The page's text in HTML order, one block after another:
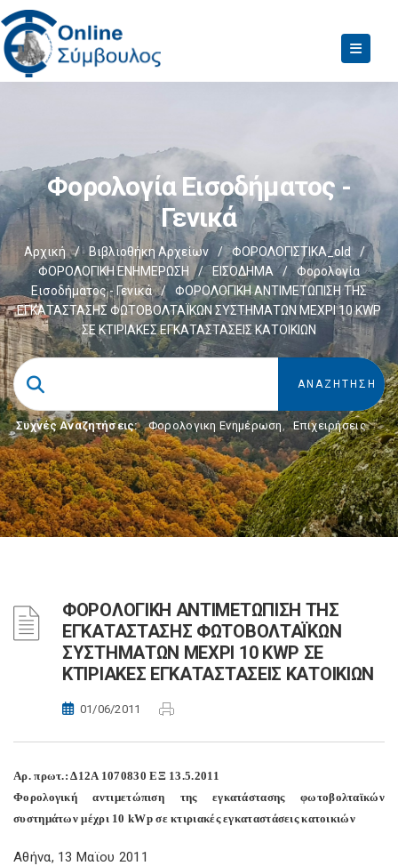
Φορολογία Εισοδήματος -
Γενικά
Αρχική / Βιβλιοθήκη Αρχείων / ΦΟΡΟΛΟΓΙΣΤΙΚΑ_old
/
ΦΟΡΟΛΟΓΙΚΗ ΕΝΗΜΕΡΩΣΗ
/ ΕΙΣΟΔΗΜΑ /
Φορολογία
Εισοδήματος - Γενικά
/
ΦΟΡΟΛΟΓΙΚΗ ΑΝΤΙΜΕΤΩΠΙΣΗ ΤΗΣ
ΕΓΚΑΤΑΣΤΑΣΗΣ ΦΩΤΟΒΟΛΤΑΪΚΩΝ ΣΥΣΤΗΜΑΤΩΝ ΜΕΧΡΙ 10 KWP
ΣΕ ΚΤΙΡΙΑΚΕΣ ΕΓΚΑΤΑΣΤΑΣΕΙΣ ΚΑΤΟΙΚΙΩΝ
Συχνές Αναζητήσεις: Φορολογικη Ενημέρωση, Επιχειρήσεις
ΦΟΡΟΛΟΓΙΚΗ ΑΝΤΙΜΕΤΩΠΙΣΗ ΤΗΣ
ΕΓΚΑΤΑΣΤΑΣΗΣ ΦΩΤΟΒΟΛΤΑΪΚΩΝ
ΣΥΣΤΗΜΑΤΩΝ ΜΕΧΡΙ 10 KWP ΣΕ
ΚΤΙΡΙΑΚΕΣ ΕΓΚΑΤΑΣΤΑΣΕΙΣ ΚΑΤΟΙΚΙΩΝ
01/06/2011
Αρ. πρωτ.: Δ12Α 1070830 ΕΞ 13.5.2011
Φορολογική αντιμετώπιση της εγκατάστασης φωτοβολταϊκών
συστημάτων μέχρι 10 kWp σε κτιριακές εγκαταστάσεις κατοικιών
Αθήνα, 13 Μαϊου 2011